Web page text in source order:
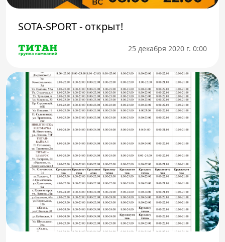
SOTA-SPORT - открыт!
25 декабря 2020 г. 0:00